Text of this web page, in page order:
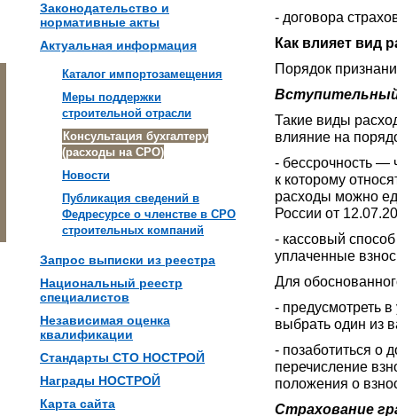
Законодательство и
нормативные акты
Актуальная информация
Каталог импортозамещения
Меры поддержки
строительной отрасли
Консультация бухгалтеру
(расходы на СРО)
Новости
Публикация сведений в
Федресурсе о членстве в СРО
строительных компаний
Запрос выписки из реестра
Национальный реестр
специалистов
Независимая оценка
квалификации
Стандарты СТО НОСТРОЙ
Награды НОСТРОЙ
Карта сайта
- договора
Как влияет вид
Порядок
Такие виды
влияние на
- бессрочность —
к которому
расходы можно
России от
- кассовый
уплаченные
Для
- предусмотреть
выбрать один из
- позаботиться о
перечисление
положения о
Страхование